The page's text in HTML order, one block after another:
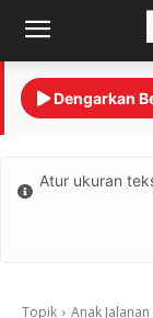
Dengarkan
Atur ukuran
Topik Anak